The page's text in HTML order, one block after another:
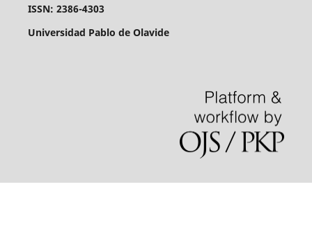
ISSN: 2386-4303
Universidad Pablo de Olavide